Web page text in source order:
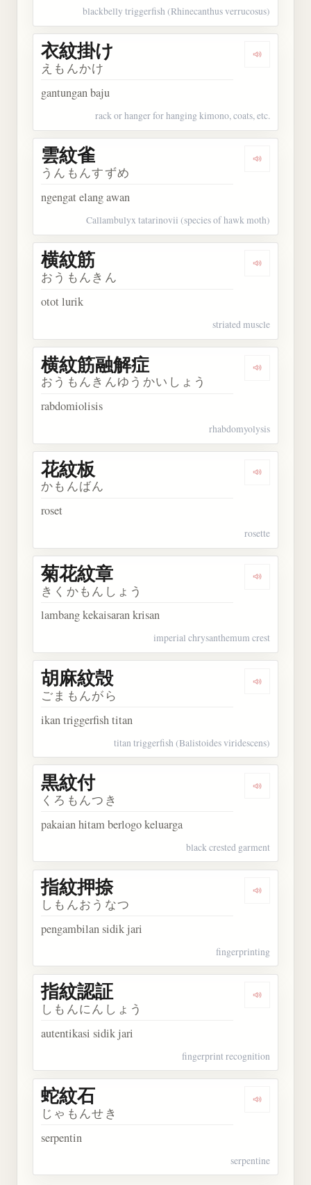
blackbelly triggerfish (Rhinecanthus verrucosus)
Dengarkan
衣紋掛け
えもんかけ
gantungan baju
rack or hanger for hanging kimono, coats, etc.
Dengarkan
雲紋雀
うんもんすずめ
ngengat elang awan
Callambulyx tatarinovii (species of hawk moth)
Dengarkan
横紋筋
おうもんきん
otot lurik
striated muscle
Dengarkan
横紋筋融解症
おうもんきんゆうかいしょう
rabdomiolisis
rhabdomyolysis
Dengarkan
花紋板
かもんばん
roset
rosette
Dengarkan
菊花紋章
きくかもんしょう
lambang kekaisaran krisan
imperial chrysanthemum crest
Dengarkan
胡麻紋殻
ごまもんがら
ikan triggerfish titan
titan triggerfish (Balistoides viridescens)
Dengarkan
黒紋付
くろもんつき
pakaian hitam berlogo keluarga
black crested garment
Dengarkan
指紋押捺
しもんおうなつ
pengambilan sidik jari
fingerprinting
Dengarkan
指紋認証
しもんにんしょう
autentikasi sidik jari
fingerprint recognition
Dengarkan
蛇紋石
じゃもんせき
serpentin
serpentine